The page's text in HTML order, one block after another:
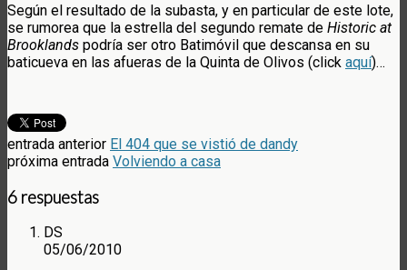
Según el resultado de la subasta, y en particular de este lote,
se rumorea que la estrella del segundo remate de Historic at
Brooklands podría ser otro Batimóvil que descansa en su
baticueva en las afueras de la Quinta de Olivos (click aquí)…
entrada anterior El 404 que se vistió de dandy
próxima entrada Volviendo a casa
6 respuestas
DS
05/06/2010